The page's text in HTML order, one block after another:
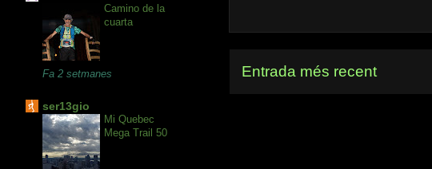
Entrada més recent
Camino de la
cuarta
Fa 2 setmanes
ser13gio
Mi Quebec
Mega Trail 50